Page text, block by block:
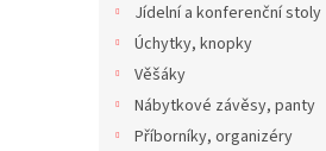
Jídelní a konferenční stoly
Úchytky, knopky
Věšáky
Nábytkové závěsy, panty
Příborníky, organizéry